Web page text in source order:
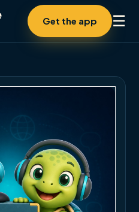
Get the app ☰